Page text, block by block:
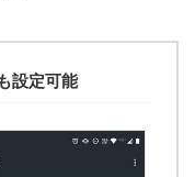
設定可能